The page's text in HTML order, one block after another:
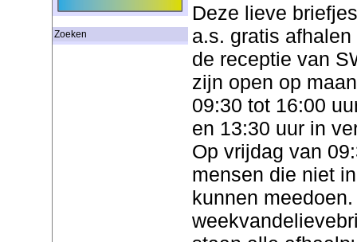
Zoeken
Deze lieve
a.s. gratis
de receptie van
zijn open op
09:30 tot 16:00
en 13:30 uur in
Op vrijdag van
mensen die niet
kunnen meedoen.